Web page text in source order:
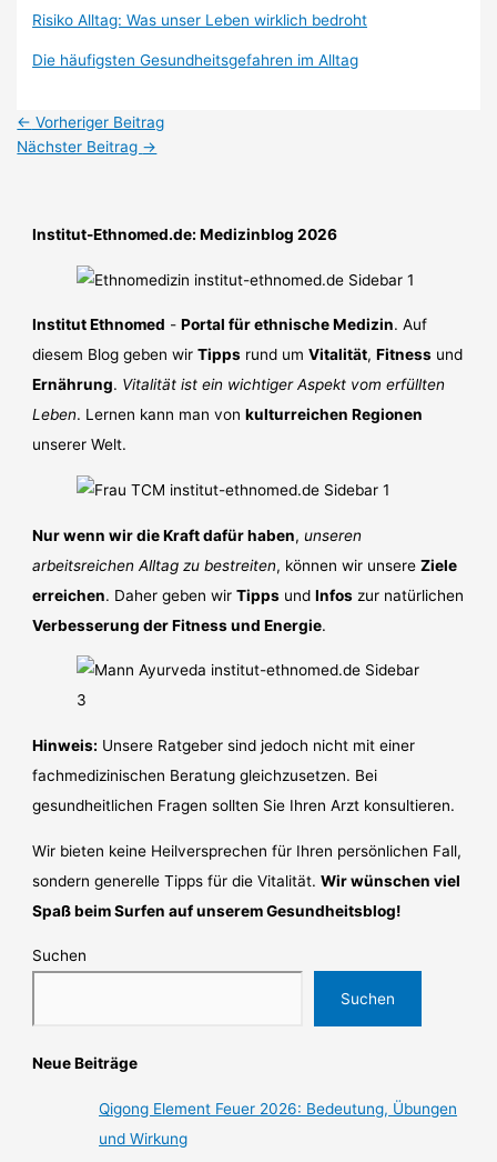
Risiko Alltag: Was unser Leben wirklich bedroht
Die häufigsten Gesundheitsgefahren im Alltag
← Vorheriger Beitrag
Nächster Beitrag →
Institut-Ethnomed.de: Medizinblog 2026
Institut Ethnomed -Portal für ethnische Medizin. Auf
diesem Blog geben wirTipps rund umVitalität,Fitness und
Ernährung. Vitalität ist ein wichtiger Aspekt vom erfüllten
Leben. Lernen kann man vonkulturreichen Regionen
unserer Welt.
Nur wenn wir die Kraft dafür haben,unseren
arbeitsreichen Alltag zu bestreiten, können wir unsereZiele
erreichen. Daher geben wirTipps undInfos zur natürlichen
Verbesserung der Fitness und Energie.
Hinweis: Unsere Ratgeber sind jedoch nicht mit einer
fachmedizinischen Beratung gleichzusetzen. Bei
gesundheitlichen Fragen sollten Sie Ihren Arzt konsultieren.
Wir bieten keine Heilversprechen für Ihren persönlichen Fall,
sondern generelle Tipps für die Vitalität.Wir wünschen viel
Spaß beim Surfen auf unserem Gesundheitsblog!
Suchen
Suchen
Neue Beiträge
Qigong Element Feuer 2026: Bedeutung, Übungen
und Wirkung